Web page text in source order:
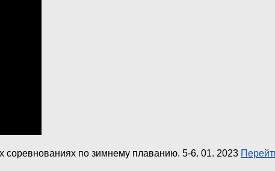
соревнованиях по зимнему плаванию. 5-6. 01. 2023